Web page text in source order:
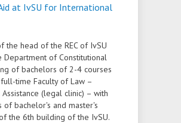
at IvSU for International
the head of the REC of IvSU
Department of Constitutional
of bachelors of 2-4 courses
time Faculty of Law –
(legal clinic) – with
bachelor's and master's
the 6th building of the IvSU.